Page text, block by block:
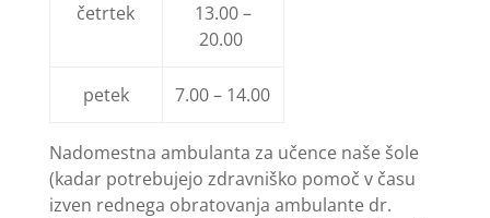
četrtek
13.00 –
20.00
petek 7.00 – 14.00
Nadomestna ambulanta za učence naše šole
(kadar potrebujejo zdravniško pomoč v času
izven rednega obratovanja ambulante dr.